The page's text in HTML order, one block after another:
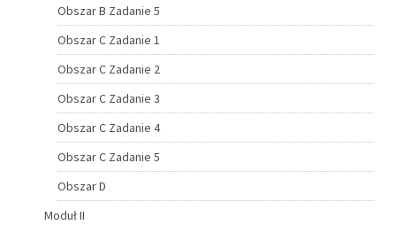
Obszar B Zadanie 5
Obszar C Zadanie 1
Obszar C Zadanie 2
Obszar C Zadanie 3
Obszar C Zadanie 4
Obszar C Zadanie 5
Obszar D
Moduł II